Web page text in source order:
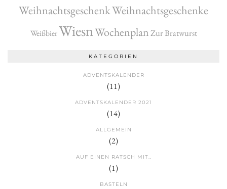
WeihnachtsgeschenkWeihnachtsgeschenke
WeißbierWiesnWochenplanZur Bratwurst
KATEGORIEN
ADVENTSKALENDER
(11)
ADVENTSKALENDER 2021
(14)
ALLGEMEIN
(2)
AUF EINEN RATSCH MIT..
(1)
BASTELN